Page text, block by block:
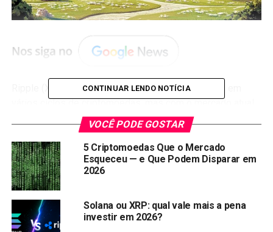
Ripple (XRP) continua sendo o rei das reviravoltas em
vários ciclos de criptomoedas, mas com o mercado atual
sem uma direção clara, um novo debate surgiu: será que o
XRP realmente vai criar mais milionários neste ciclo de
alta ou o Top crypto PresalePepe Dollar (PEPD) é agora a
aposta mais inteligente para ganhos transformadores?
Com as análises on-chain mostrando intensa
movimentação de baleias e carteiras antigas despejando
moedas, a comunidade se divide sobre onde está a
próxima grande oportunidade de lucro.
CONTINUAR LENDO NOTÍCIA
VOCÊ PODE GOSTAR
5 Criptomoedas Que o Mercado
Esqueceu — e Que Podem Disparar em
2026
Solana ou XRP: qual vale mais a pena
investir em 2026?